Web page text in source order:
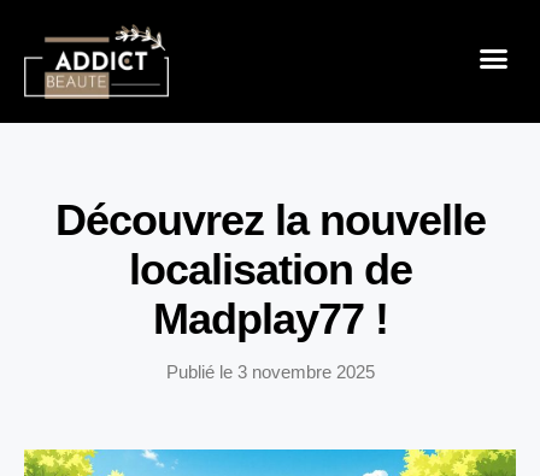
Découvrez la nouvelle
localisation de
Madplay77 !
Publié le 3 novembre 2025